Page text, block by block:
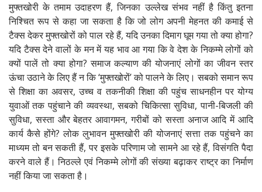
मुफ्तखोरी के तमाम उदाहरण हैं, जिनका उल्लेख संभव नहीं है किंतु इतना
निश्चित रूप से कहा जा सकता है कि जो लोग अपनी मेहनत की कमाई से
टैक्स देकर मुफ्तखोरों को पाल रहे हैं, यदि उनका दिमाग घूम गया तो क्या होगा?
यदि टैक्स देने वालों के मन में यह भाव आ गया कि वे देश के निकम्मे लोगों को
क्यों पालें तो क्या होगा? समाज कल्याण की योजनाएं लोगों का जीवन स्तर
ऊंचा उठाने के लिए हैं न कि ‘मुफ्तखोरों’ को पालने के लिए। सबको समान रूप
से शिक्षा का अवसर, उच्च व तकनीकी शिक्षा की पहुंच साधनहीन पर योग्य
युवाओं तक पहुंचाने की व्यवस्था, सबको चिकित्सा सुविधा, पानी-बिजली की
सुविधा, सस्ता और बेहतर आवागमन, गरीबों को सस्ता अनाज आदि में आदि
कार्य कैसे होंगे? लोक लुभावन मुफ्तखोरी की योजनाएं सत्ता तक पहुंचने का
माध्यम तो बन सकती हैं, पर इसके परिणाम जो सामने आ रहे हैं, विसंगति पैदा
करने वाले हैं। निठल्ले एवं निकम्मे लोगों की संख्या बढ़ाकर राष्ट्र का निर्माण
नहीं किया जा सकता है।